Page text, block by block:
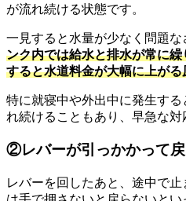
が流れ続ける状態です。
一見すると水量が少なく問題な
ンク内では給水と排水が常に
すると水道料金が大幅に上が
特に就寝中や外出中に発生す
れ続けることもあり、早急な対
②レバーが引っかかって
レバーを回したあと、途中で